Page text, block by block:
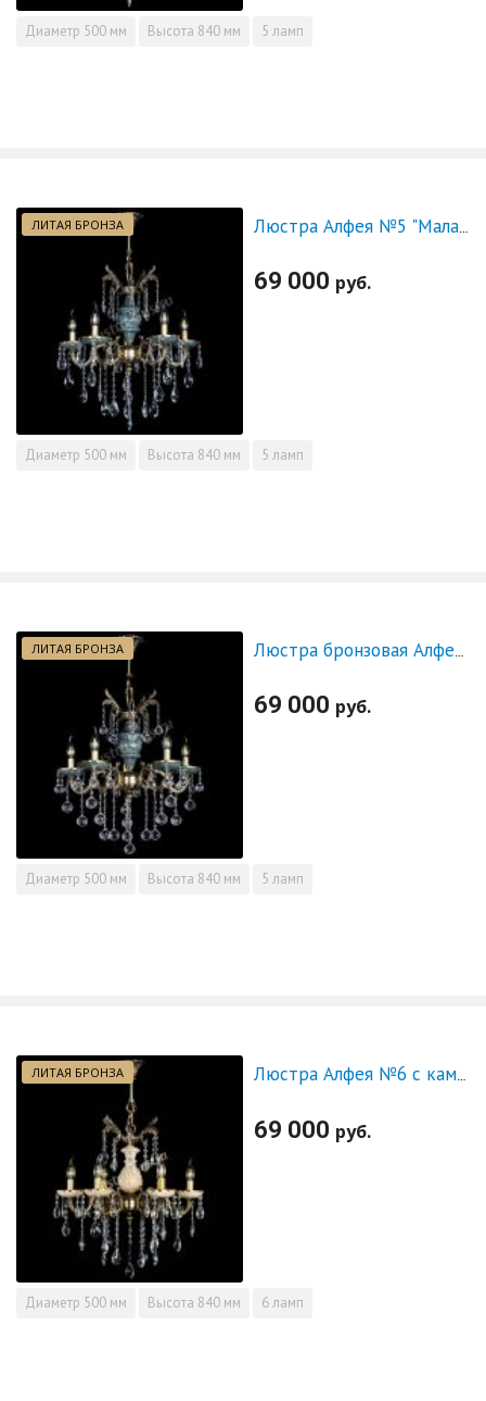
Диаметр 500 мм Высота 840 мм 5 ламп
ЛИТАЯ БРОНЗА
69 000 руб.
Диаметр 500 мм Высота 840 мм 5 ламп
ЛИТАЯ БРОНЗА Люстра бронзовая Алфея №5 "Малахит" шар
69 000 руб.
Диаметр 500 мм Высота 840 мм 5 ламп
ЛИТАЯ БРОНЗА Люстра Алфея №6 с камнем журавлик
69 000 руб.
Диаметр 500 мм Высота 840 мм 6 ламп